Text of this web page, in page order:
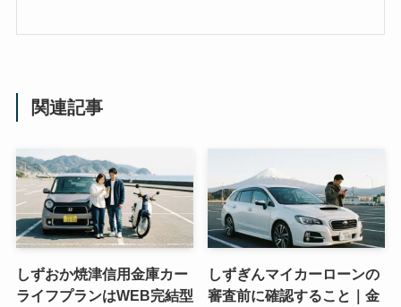
関連記事
しずおか焼津信用金庫カー
ライフプランはWEB完結型
しずぎんマイカーローンの
審査前に確認すること｜金